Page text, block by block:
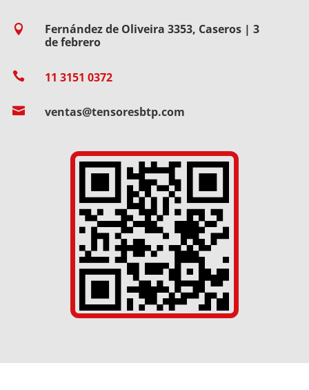

Fernández de Oliveira 3353, Caseros | 3
de febrero
 11 3151 0372
 ventas@tensoresbtp.com